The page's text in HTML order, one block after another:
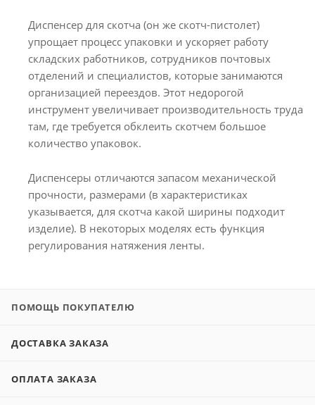
Диспенсер для скотча (он же скотч-пистолет)
упрощает процесс упаковки и ускоряет работу
складских работников, сотрудников почтовых
отделений и специалистов, которые занимаются
организацией переездов. Этот недорогой
инструмент увеличивает производительность труда
там, где требуется обклеить скотчем большое
количество упаковок.
Диспенсеры отличаются запасом механической
прочности, размерами (в характеристиках
указывается, для скотча какой ширины подходит
изделие). В некоторых моделях есть функция
регулирования натяжения ленты.
ПОМОЩЬ ПОКУПАТЕЛЮ
ДОСТАВКА ЗАКАЗА
ОПЛАТА ЗАКАЗА